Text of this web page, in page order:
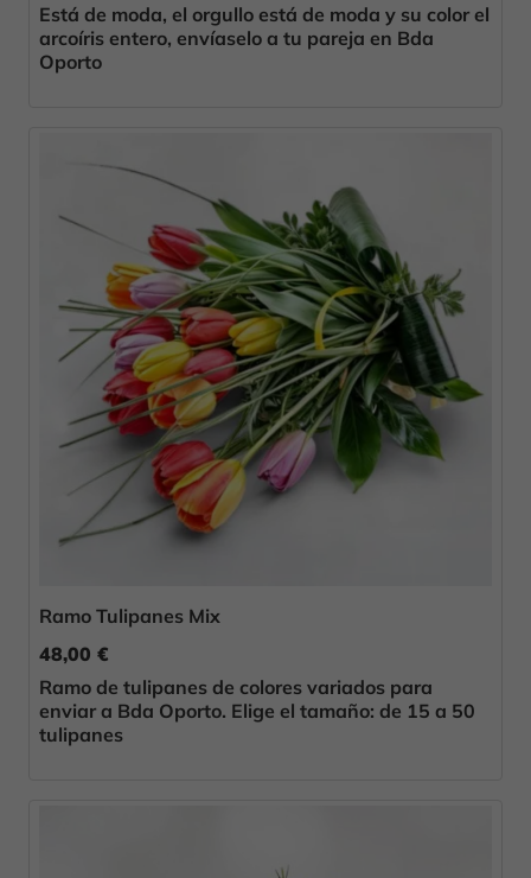
Está de moda, el orgullo está de moda y su color el
arcoíris entero, envíaselo a tu pareja en Bda
Oporto
Ramo Tulipanes Mix
48,00 €
Ramo de tulipanes de colores variados para
enviar a Bda Oporto. Elige el tamaño: de 15 a 50
tulipanes